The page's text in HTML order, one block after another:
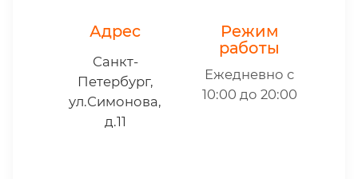
Адрес
Санкт-
Петербург,
ул.Симонова,
д.11
Режим
работы
Ежедневно с
10:00 до 20:00